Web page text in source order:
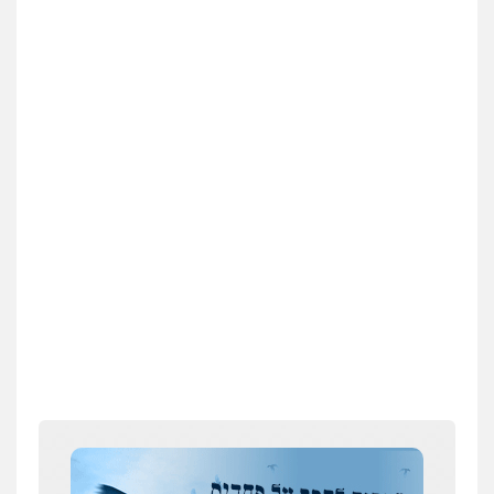
ניר קידר – צלם
צילום עורכי דין שירותים מקצועיים לעורכי